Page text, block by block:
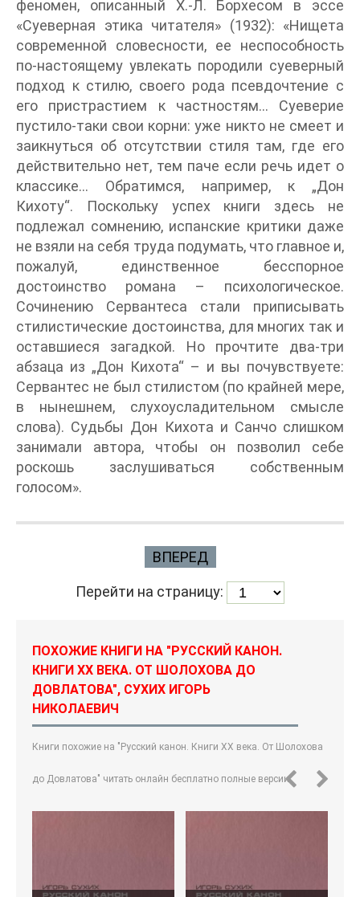
феномен, описанный Х.-Л. Борхесом в эссе
«Суеверная этика читателя» (1932): «Нищета
современной словесности, ее неспособность
по-настоящему увлекать породили суеверный
подход к стилю, своего рода псевдочтение с
его пристрастием к частностям… Суеверие
пустило-таки свои корни: уже никто не смеет и
заикнуться об отсутствии стиля там, где его
действительно нет, тем паче если речь идет о
классике… Обратимся, например, к „Дон
Кихоту“. Поскольку успех книги здесь не
подлежал сомнению, испанские критики даже
не взяли на себя труда подумать, что главное и,
пожалуй, единственное бесспорное
достоинство романа – психологическое.
Сочинению Сервантеса стали приписывать
стилистические достоинства, для многих так и
оставшиеся загадкой. Но прочтите два-три
абзаца из „Дон Кихота“ – и вы почувствуете:
Сервантес не был стилистом (по крайней мере,
в нынешнем, слухоусладительном смысле
слова). Судьбы Дон Кихота и Санчо слишком
занимали автора, чтобы он позволил себе
роскошь заслушиваться собственным
голосом».
ВПЕРЕД
Перейти на страницу:
ПОХОЖИЕ КНИГИ НА "РУССКИЙ КАНОН.
КНИГИ ХХ ВЕКА. ОТ ШОЛОХОВА ДО
ДОВЛАТОВА", СУХИХ ИГОРЬ
НИКОЛАЕВИЧ
Книги похожие на "Русский канон. Книги ХХ века. От Шолохова
до Довлатова" читать онлайн бесплатно полные версии.